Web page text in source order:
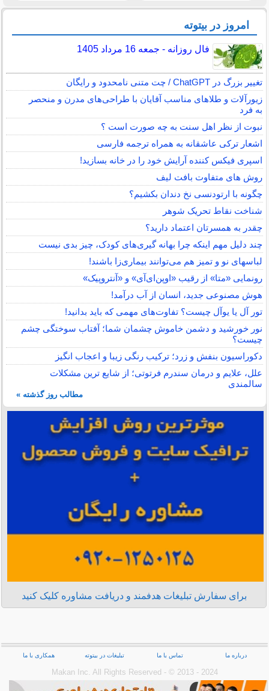
امروز در بیتوته
فال روزانه - جمعه 16 مرداد 1405
تغییر بزرگ در ChatGPT / چت متنی نامحدود و رایگان
زیورآلات و طلاهای مناسب آقایان با طراحی‌های مدرن و منحصر
به فرد
نبوت از نظر اهل سنت به چه صورت است ؟
اشعار ترکی عاشقانه به همراه ترجمه فارسی
اسپری فیکس کننده آرایش خود را در خانه بسازید!
روش های متفاوت بافت لیف
چگونه با ارتودنسی نخ دندان بکشیم؟
شناخت نقاط تحریک شوهر
چقدر به همسرتان اعتماد دارید؟
چند دلیل مهم اینکه چرا بهانه گیری‌های کودک، چیز بدی نیست
لباس‎های نو و تمیز هم می‌توانند بیماری‌زا باشند!
رونمایی «متا» از رقیب «اوپن‌ای‌آی» و «آنتروپیک»
هوش مصنوعی جدید، انسان از آب درآمد!
تور آل یا یوآل چیست؟ تفاوت‌های مهمی که باید بدانید!
نور خورشید و دشمن خاموش چشمان شما؛ آفتاب سوختگی چشم
چیست؟
دکوراسیون بنفش و زرد؛ ترکیب رنگی زیبا و اعجاب انگیز
علل، علایم و درمان سندرم فرتوتی؛ از شایع ترین مشکلات
سالمندی
مطالب روز گذشته »
برای سفارش تبلیغات هدفمند و دریافت مشاوره کلیک کنید
درباره ما تماس با ما تبلیغات در بیتوته همکاری با ما
Makan Inc.‎ All Rights Reserved - © 2013 - 2024